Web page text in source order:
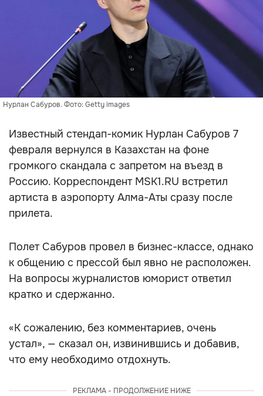
Нурлан Сабуров. Фото: Getty images
Известный стендап-комик Нурлан Сабуров 7
февраля вернулся в Казахстан на фоне
громкого скандала с запретом на въезд в
Россию. Корреспондент MSK1.RU встретил
артиста в аэропорту Алма-Аты сразу после
прилета.
Полет Сабуров провел в бизнес-классе, однако
к общению с прессой был явно не расположен.
На вопросы журналистов юморист ответил
кратко и сдержанно.
«К сожалению, без комментариев, очень
устал», — сказал он, извинившись и добавив,
что ему необходимо отдохнуть.
РЕКЛАМА - ПРОДОЛЖЕНИЕ НИЖЕ